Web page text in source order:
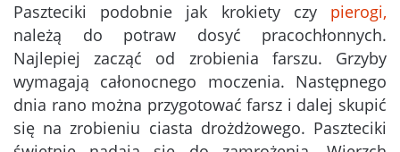
Paszteciki podobnie jak krokiety czy pierogi,
należą do potraw dosyć pracochłonnych.
Najlepiej zacząć od zrobienia farszu. Grzyby
wymagają całonocnego moczenia. Następnego
dnia rano można przygotować farsz i dalej skupić
się na zrobieniu ciasta drożdżowego. Paszteciki